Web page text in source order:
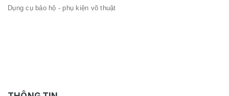
Dụng cụ bảo hộ - phụ kiện võ thuật